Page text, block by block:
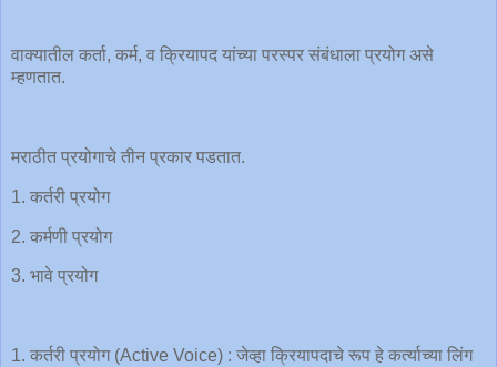
वाक्यातील कर्ता, कर्म, व क्रियापद यांच्या परस्पर संबंधाला प्रयोग असे
म्हणतात.
मराठीत प्रयोगाचे तीन प्रकार पडतात.
1. कर्तरी प्रयोग
2. कर्मणी प्रयोग
3. भावे प्रयोग
1. कर्तरी प्रयोग (Active Voice) : जेव्हा क्रियापदाचे रूप हे कर्त्याच्या लिंग